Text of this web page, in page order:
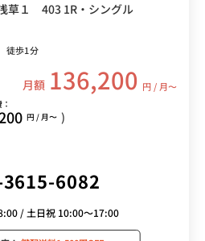
草１ 403 1R・シングル
徒歩1分
月額 136,200 円 / 月〜
円 / 月〜 )
6082
/ 土日祝 10:00～17:00